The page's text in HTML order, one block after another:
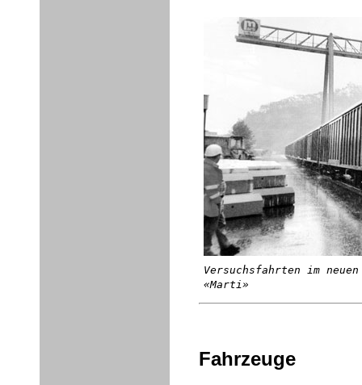
Versuchsfahrten im
«Marti»
Fahrzeuge